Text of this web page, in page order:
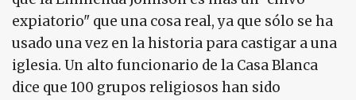
expiatorio" que una cosa real, ya que sólo se ha
usado una vez en la historia para castigar a una
iglesia. Un alto funcionario de la Casa Blanca
dice que 100 grupos religiosos han sido